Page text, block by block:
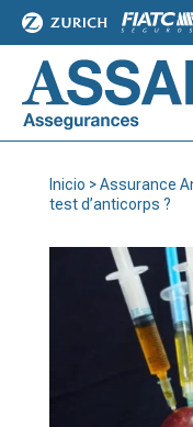
Inicio >Assurance
test d’anticorps ?